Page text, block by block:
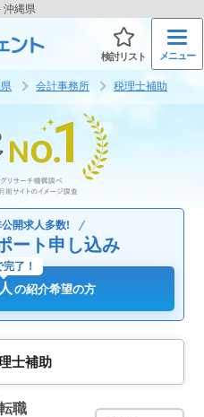
沖縄県
検討リスト メニュー
会計事務所 税理士補助
開求人多数!
ート申し込み
の紹介希望の方
完了！
士補助
職